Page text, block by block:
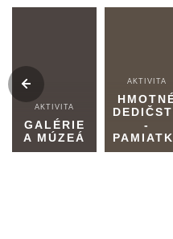
AKTIVITA
GALÉRIE
A MÚZEÁ
AKTIVITA
-